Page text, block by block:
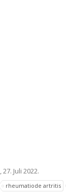
,27. Juli 2022.
rheumatiode artritis